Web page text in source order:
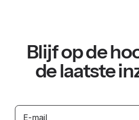
Blijf op de
de laatste